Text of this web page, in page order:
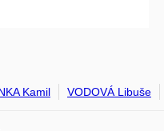
Kamil VODOVÁ Libuše